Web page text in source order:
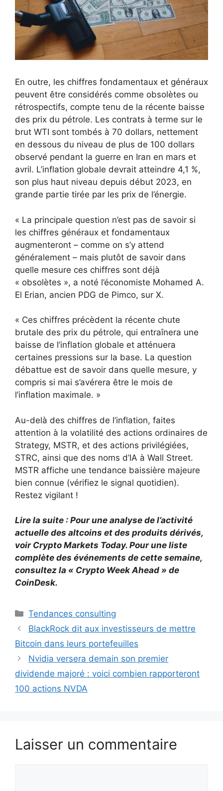
En outre, les chiffres fondamentaux et généraux
peuvent être considérés comme obsolètes ou
rétrospectifs, compte tenu de la récente baisse
des prix du pétrole. Les contrats à terme sur le
brut WTI sont tombés à 70 dollars, nettement
en dessous du niveau de plus de 100 dollars
observé pendant la guerre en Iran en mars et
avril. L’inflation globale devrait atteindre 4,1 %,
son plus haut niveau depuis début 2023, en
grande partie tirée par les prix de l’énergie.
« La principale question n’est pas de savoir si
les chiffres généraux et fondamentaux
augmenteront – comme on s’y attend
généralement – mais plutôt de savoir dans
quelle mesure ces chiffres sont déjà
« obsolètes », a noté l’économiste Mohamed A.
El Erian, ancien PDG de Pimco, sur X.
« Ces chiffres précèdent la récente chute
brutale des prix du pétrole, qui entraînera une
baisse de l’inflation globale et atténuera
certaines pressions sur la base. La question
débattue est de savoir dans quelle mesure, y
compris si mai s’avérera être le mois de
l’inflation maximale. »
Au-delà des chiffres de l’inflation, faites
attention à la volatilité des actions ordinaires de
Strategy, MSTR, et des actions privilégiées,
STRC, ainsi que des noms d’IA à Wall Street.
MSTR affiche une tendance baissière majeure
bien connue (vérifiez le signal quotidien).
Restez vigilant !
Lire la suite : Pour une analyse de l’activité
actuelle des altcoins et des produits dérivés,
voir Crypto Markets Today. Pour une liste
complète des événements de cette semaine,
consultez la « Crypto Week Ahead » de
CoinDesk.
Catégories
Tendances consulting
BlackRock dit aux investisseurs de mettre
Bitcoin dans leurs portefeuilles
Nvidia versera demain son premier
dividende majoré : voici combien rapporteront
100 actions NVDA
Laisser un commentaire